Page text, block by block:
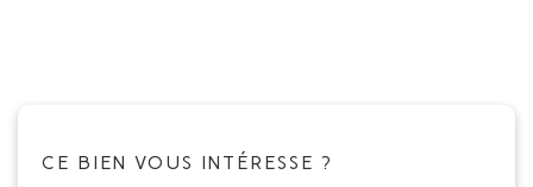
CE BIEN VOUS INTÉRESSE ?